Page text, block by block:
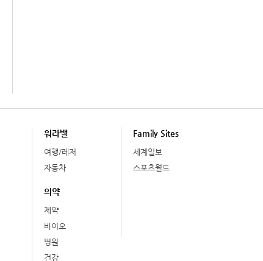
워라밸
여행/레저
자동차
의약
제약
바이오
병원
건강
Family Sites
세계일보
스포츠월드